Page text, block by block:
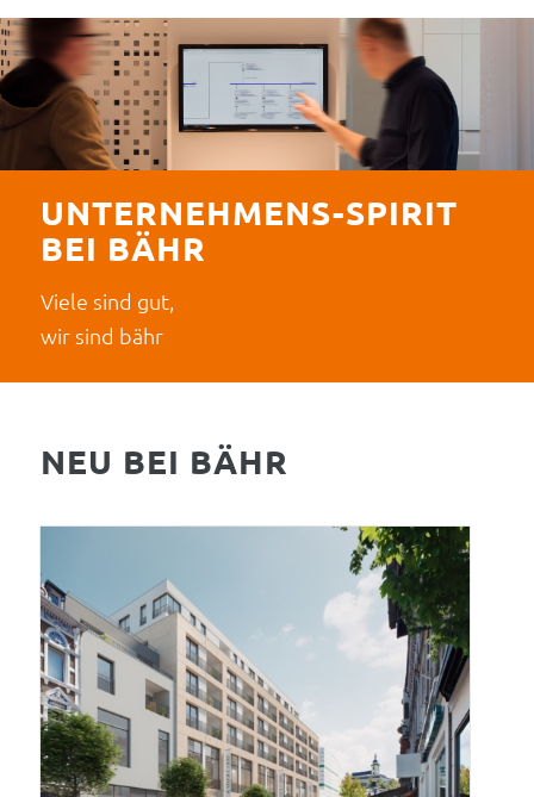
UNTERNEHMENS-SPIRIT
BEI BÄHR
Viele sind gut,
wir sind bähr
NEU BEI BÄHR